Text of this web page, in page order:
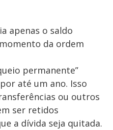
apenas o saldo
da ordem
permanente”
até um ano. Isso
ou outros
ser retidos
a dívida seja quitada.